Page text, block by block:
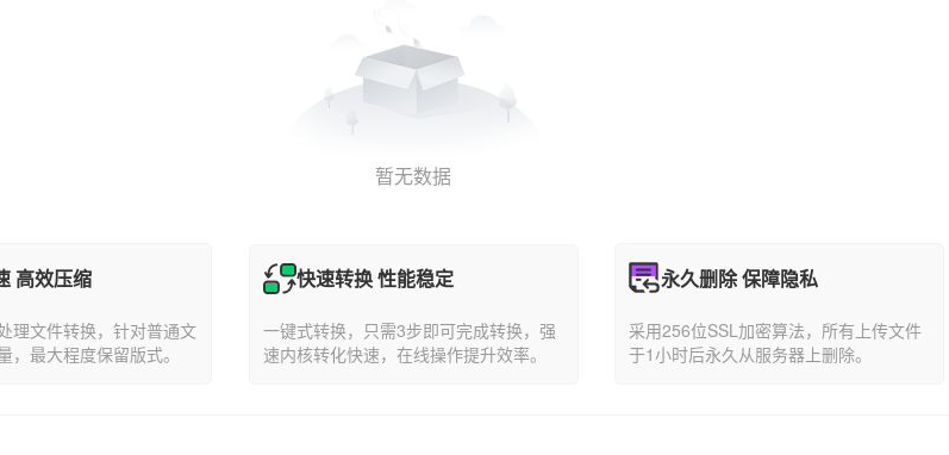
暂无数据
高效压缩
理文件转换，针对普通文
，最大程度保留版式。
快速转换 性能稳定
一键式转换，只需3步即可完成转换，强
速内核转化快速，在线操作提升效率。
永久删除 保障隐私
采用256位SSL加密算法，所有上传文件
于1小时后永久从服务器上删除。